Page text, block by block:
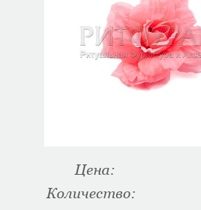
Цена:
Количество: